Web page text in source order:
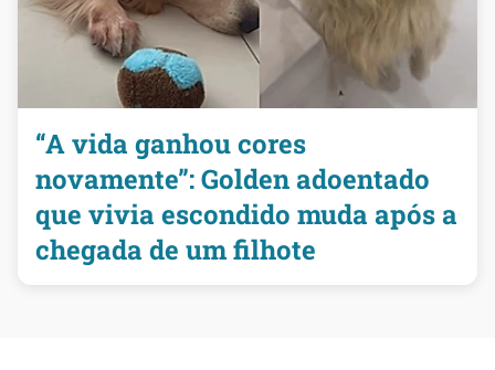
“A vida ganhou cores
novamente”: Golden adoentado
que vivia escondido muda após a
chegada de um filhote